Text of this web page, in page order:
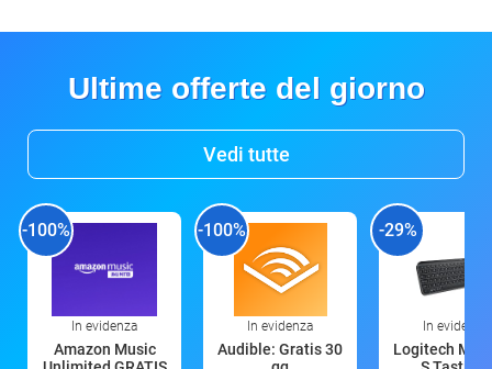
Ultime offerte del giorno
Vedi tutte
-100%
In evidenza
Amazon Music
-100%
In evidenza
Audible: Gratis 30
-29%
In evidenza
Logitech MX